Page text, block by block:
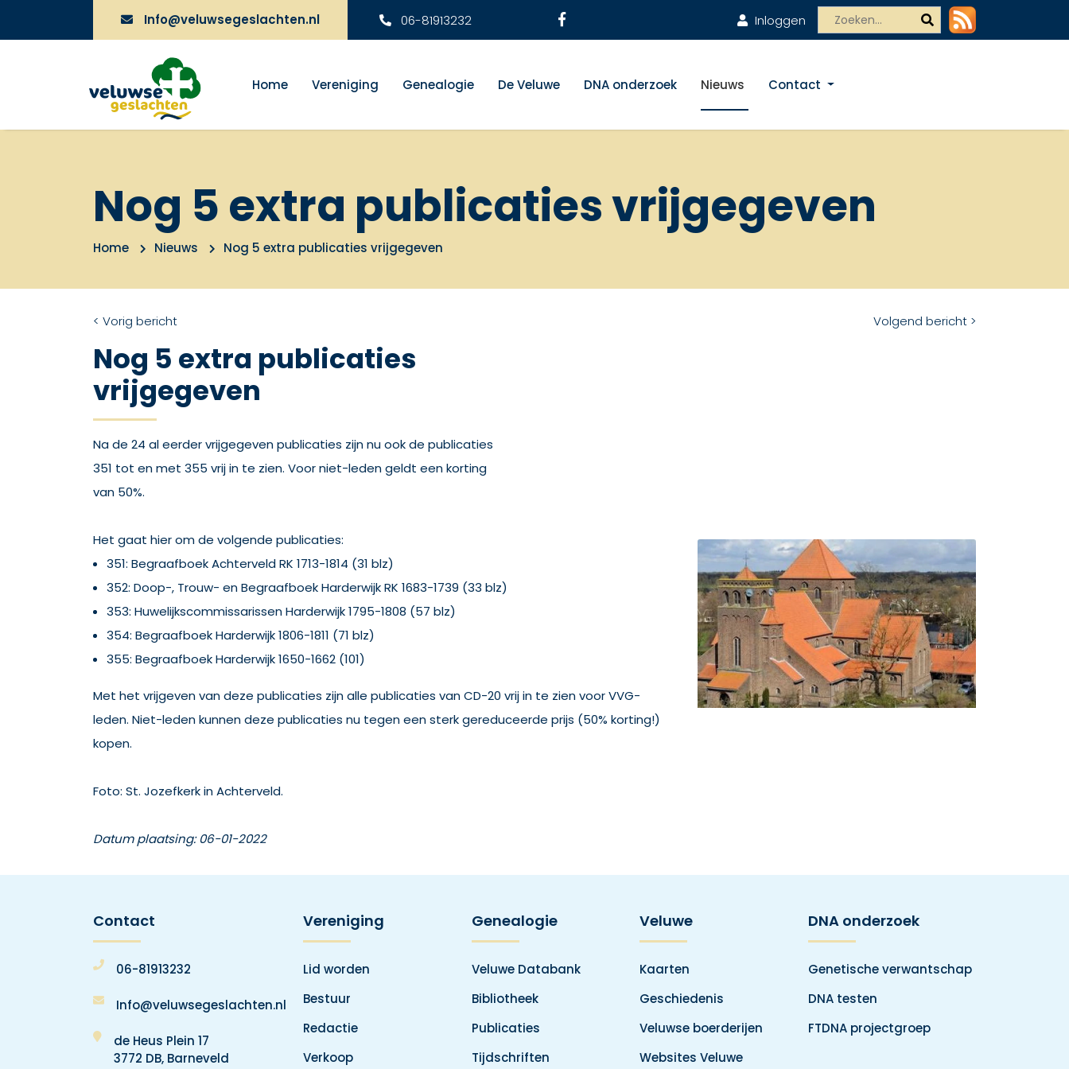
Info@veluwsegeslachten.nl 06-81913232 Inloggen
Home Vereniging Genealogie De Veluwe DNA onderzoek Nieuws Contact
Nog 5 extra publicaties vrijgegeven
Home Nieuws Nog 5 extra publicaties vrijgegeven
< Vorig bericht Volgend bericht >
Nog 5 extra publicaties
vrijgegeven
Na de 24 al eerder vrijgegeven publicaties zijn nu ook de publicaties
351 tot en met 355 vrij in te zien. Voor niet-leden geldt een korting
van 50%.
Het gaat hier om de volgende publicaties:
351: Begraafboek Achterveld RK 1713-1814 (31 blz)
352: Doop-, Trouw- en Begraafboek Harderwijk RK 1683-1739 (33 blz)
353: Huwelijkscommissarissen Harderwijk 1795-1808 (57 blz)
354: Begraafboek Harderwijk 1806-1811 (71 blz)
355: Begraafboek Harderwijk 1650-1662 (101)
Met het vrijgeven van deze publicaties zijn alle publicaties van CD-20 vrij in te zien voor VVG-
leden. Niet-leden kunnen deze publicaties nu tegen een sterk gereduceerde prijs (50% korting!)
kopen.
Foto: St. Jozefkerk in Achterveld.
Datum plaatsing: 06-01-2022
Contact
06-81913232
Info@veluwsegeslachten.nl
de Heus Plein 17
3772 DB, Barneveld
Vereniging
Lid worden
Bestuur
Redactie
Verkoop
Genealogie
Veluwe Databank
Bibliotheek
Publicaties
Tijdschriften
Veluwe
Kaarten
Geschiedenis
Veluwse boerderijen
Websites Veluwe
DNA onderzoek
Genetische verwantschap
DNA testen
FTDNA projectgroep